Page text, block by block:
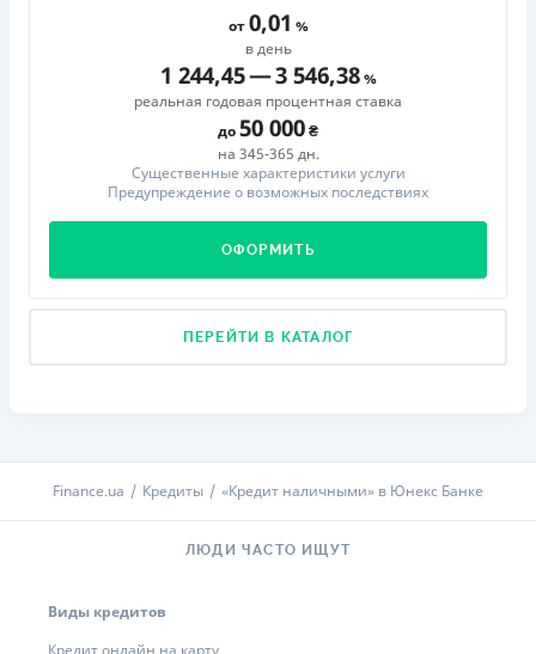
от0,01
в день
1 244,45—3 546,38
реальная годовая процентная ставка
до50 000
на 345-365 дн.
Существенные характеристики услуги
Предупреждение о возможных последствиях
ОФОРМИТЬ
ПЕРЕЙТИ В КАТАЛОГ
Finance.ua Кредиты «Кредит наличными» в Юнекс Банке
ЛЮДИ ЧАСТО ИЩУТ
Виды кредитов
Кредит онлайн на карту